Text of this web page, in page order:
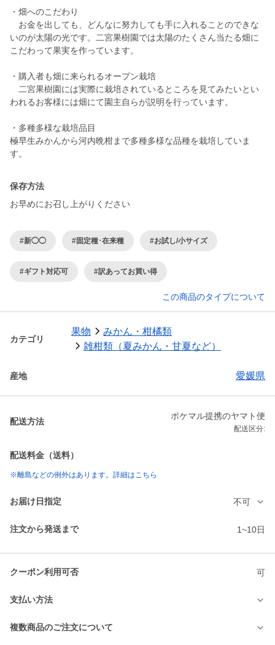
・畑へのこだわり
お金を出しても、どんなに努力しても手に入れることのできな
いのが太陽の光です。二宮果樹園では太陽のたくさん当たる畑に
こだわって果実を作っています。
・購入者も畑に来られるオープン栽培
二宮果樹園には実際に栽培されているところを見てみたいとい
われるお客様には畑にて園主自らが説明を行っています。
・多種多様な栽培品目
極早生みかんから河内晩柑まで多種多様な品種を栽培していま
保存方法
お早めにお召し上がりください
#新◯◯ #固定種･在来種 #お試し/小サイズ
#ギフト対応可 #訳あってお買い得
この商品のタイプについて
カテゴリ
果物
みかん・柑橘類
雑柑類（夏みかん・甘夏など）
産地 愛媛県
配送方法
ポケマル提携のヤマト便
配送区分:
配送料金（送料）
※離島などの例外はあります。詳細はこちら
お届け日指定 不可
注文から発送まで 1~10日
クーポン利用可否 可
支払い方法
複数商品のご注文について